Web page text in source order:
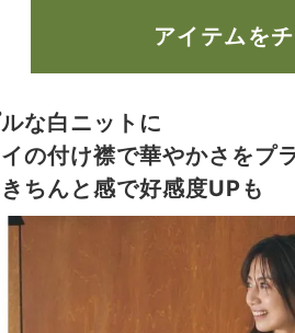
アイテムを
な白ニットに
の付け襟で華やかさをプ
ちんと感で好感度UPも